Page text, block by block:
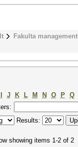
Fakulta
J K L M N O P
Q
Results:
showing items 1-2 of 2